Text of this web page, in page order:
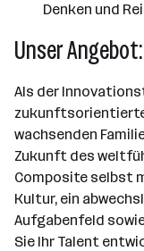
Denken und
Unser Angebot:
Als der
wachsenden
Zukunft des
Composite selbst
Kultur, ein
Aufgabenfeld
Sie Ihr Talent